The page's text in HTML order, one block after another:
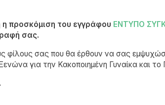
η προσκόμιση του εγγράφου ΕΝΤΥΠΟ
σας.
φίλους σας που θα έρθουν να σας
για την Κακοποιημένη Γυναίκα και το